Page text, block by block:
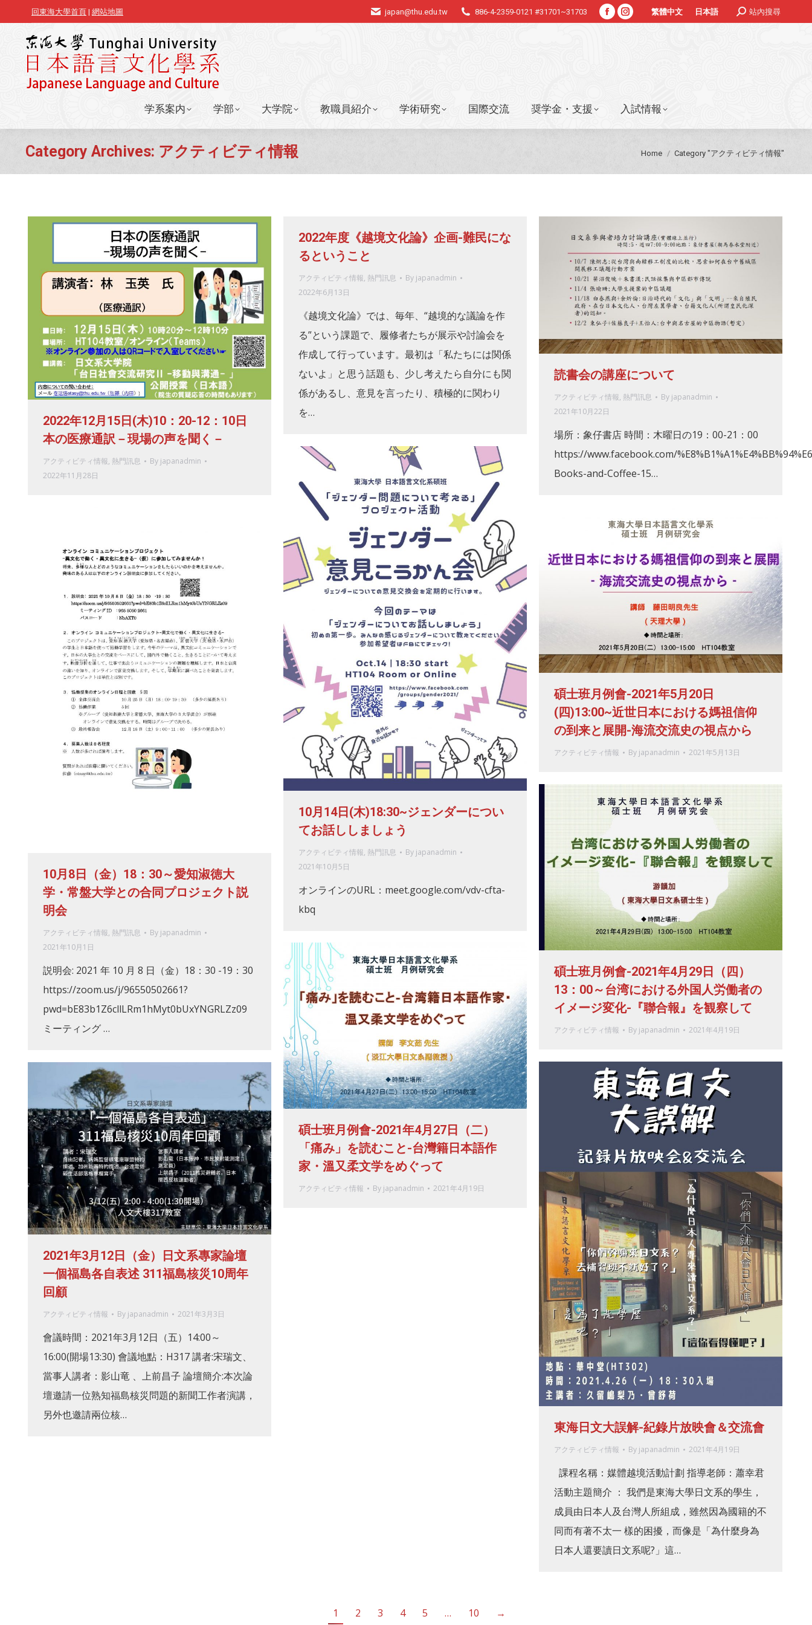
回東海大學首頁 | 網站地圖 japan@thu.edu.tw 886-4-2359-0121 #31701~31703
FacebookInstagram
繁體中文 日本語 Search:站內搜尋
学系案内 学部 大学院 教職員紹介 学術研究 国際交流 奨学金・支援 入試情報
Category Archives: アクティビティ情報 You are here:
Home Category "アクティビティ情報"
2022年12月15日(木)10：20-12：10日
本の医療通訳－現場の声を聞く－
アクティビティ情報, 熱門訊息 By japanadmin
2022年11月28日
2022年度《越境文化論》企画-難民にな
るということ
アクティビティ情報, 熱門訊息 By japanadmin
2022年6月13日
《越境文化論》では、毎年、“越境的な議論を作
る”という課題で、履修者たちが展示や討論会を
作成して行っています。最初は「私たちには関係
ないよ」と思う話題も、少し考えたら自分にも関
係があるし、意見を言ったり、積極的に関わり
を…
読書会の講座について
アクティビティ情報, 熱門訊息 By japanadmin
2021年10月22日
場所：象仔書店 時間：木曜日の19：00-21：00
https://www.facebook.com/
Books-and-Coffee-15…
10月14日(木)18:30~ジェンダーについ
てお話ししましょう
アクティビティ情報, 熱門訊息 By japanadmin
2021年10月5日
オンラインのURL：meet.google.com/vdv-cfta-
kbq
10月8日（金）18：30～愛知淑徳大
学・常盤大学との合同プロジェクト説
明会
アクティビティ情報, 熱門訊息 By japanadmin
2021年10月1日
説明会: 2021 年 10 月 8 日（金）18：30 -19：30
https://zoom.us/j/96550502661?
pwd=bE83b1Z6cllLRm1hMyt0bUxYNGRLZz09
ミーティング …
碩士班月例會-2021年5月20日
(四)13:00~近世日本における媽祖信仰
の到来と展開-海流交流史の視点から
アクティビティ情報 By japanadmin 2021年5月13日
碩士班月例會-2021年4月29日（四）
13：00～台湾における外国人労働者の
イメージ変化-『聯合報』を観察して
アクティビティ情報 By japanadmin 2021年4月19日
碩士班月例會-2021年4月27日（二）
「痛み」を読むこと-台灣籍日本語作
家・溫又柔文学をめぐって
アクティビティ情報 By japanadmin 2021年4月19日
東海日文大誤解-紀錄片放映會＆交流會
アクティビティ情報 By japanadmin 2021年4月19日
課程名稱：媒體越境活動計劃 指導老師：蕭幸君
活動主題簡介 ： 我們是東海大學日文系的學生，
成員由日本人及台灣人所組成，雖然因為國籍的不
同而有著不太一 樣的困擾，而像是「為什麼身為
日本人還要讀日文系呢?」這…
2021年3月12日（金）日文系專家論壇
一個福島各自表述 311福島核災10周年
回顧
アクティビティ情報 By japanadmin 2021年3月3日
會議時間：2021年3月12日（五）14:00～
16:00(開場13:30) 會議地點：H317 講者:宋瑞文、
當事人講者：影山竜 、上前昌子 論壇簡介:本次論
壇邀請一位熟知福島核災問題的新聞工作者演講，
另外也邀請兩位核…
1 2 3 4 5 … 10 →
学系案内 学部 大学院 教職員紹介 学術研究 国際交流 奨学金・支援 入試情報